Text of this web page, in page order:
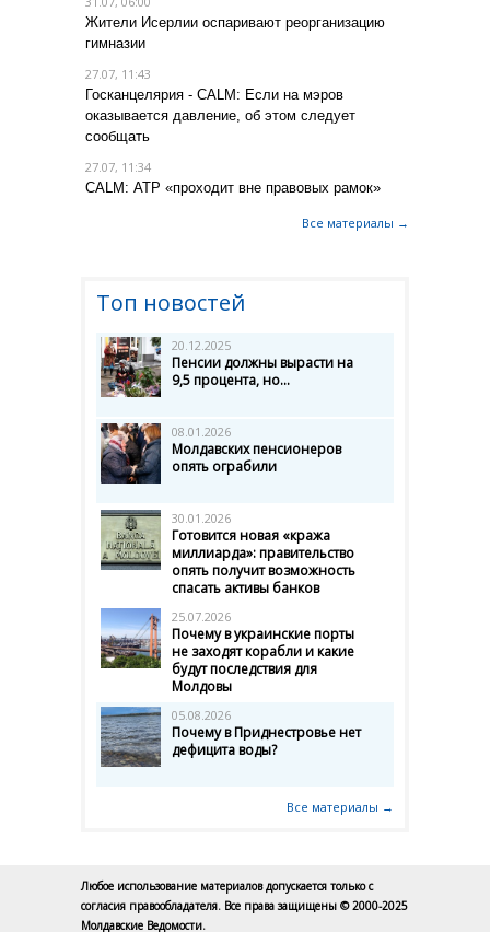
Жители Исерлии оспаривают реорганизацию
гимназии
27.07, 11:43
Госканцелярия - CALM: Если на мэров
оказывается давление, об этом следует
сообщать
27.07, 11:34
CALM: АТР «проходит вне правовых рамок»
Все материалы →
Топ новостей
20.12.2025
Пенсии должны вырасти на
9,5 процента, но...
08.01.2026
Молдавских пенсионеров
опять ограбили
30.01.2026
Готовится новая «кража
миллиарда»: правительство
опять получит возможность
спасать активы банков
25.07.2026
Почему в украинские порты
не заходят корабли и какие
будут последствия для
Молдовы
05.08.2026
Почему в Приднестровье нет
дефицита воды?
Все материалы →
Любое использование материалов допускается только с
согласия правообладателя. Все права защищены © 2000-2025
Молдавские Ведомости.